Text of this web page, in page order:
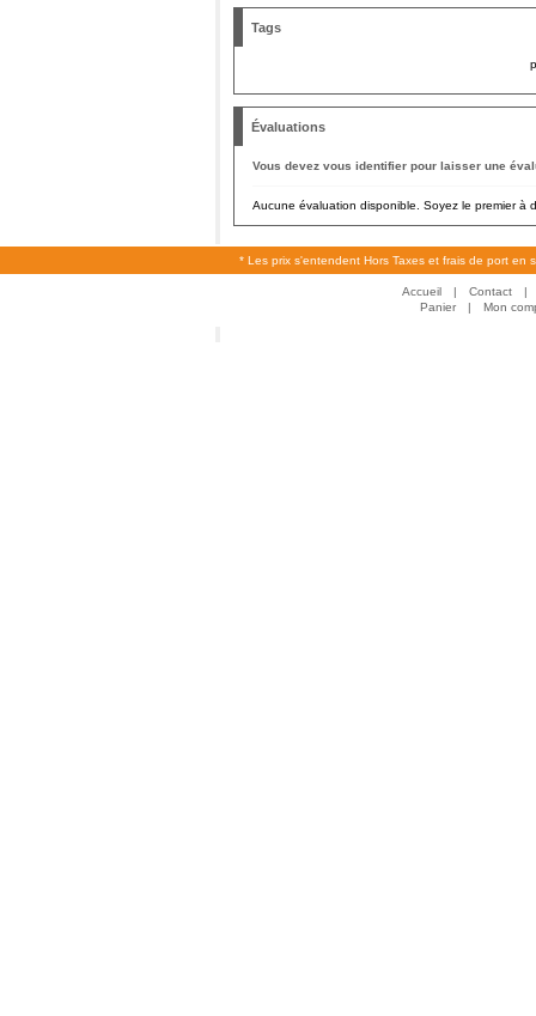
Tags
Évaluations
Vous devez vous identifier pour laisser une
Aucune évaluation disponible. Soyez le premier à
* Les prix s'entendent Hors Taxes et frais de port en
Accueil | Contact
|
Panier
| Mon